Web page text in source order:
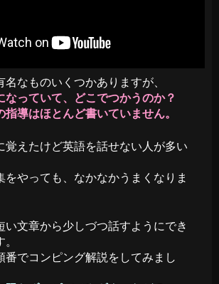
名なものいくつかありますが、
なっていて、どこでつかうのか？
指導はほとんど書いていません。
覚えたけど英語を話せない人が多い
をやっても、なかなかうまくなりま
い文章から少しづつ話すようにでき
番でコンピング解説をしてみまし